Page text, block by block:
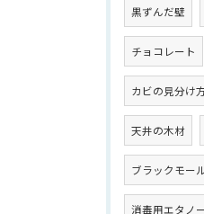
黒ずんだ壁
チョコレート
カビの見分け
天井の木材
ブラックモー
消毒用エタノ